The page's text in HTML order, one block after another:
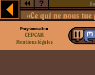
?
«Ce qui ne nous
Programmation
CEPCAM
Mentions légales